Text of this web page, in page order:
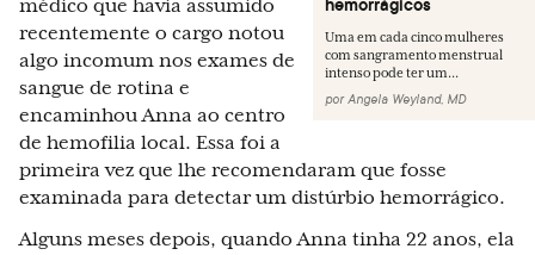
hemorrágicos
Uma em cada cinco mulheres
com sangramento menstrual
intenso pode ter um...
porAngela Weyland, MD
médico que havia assumido
recentemente o cargo notou
algo incomum nos exames de
sangue de rotina e
encaminhou Anna ao centro
de hemofilia local. Essa foi a
primeira vez que lhe recomendaram que fosse
examinada para detectar um distúrbio hemorrágico.
Alguns meses depois, quando Anna tinha 22 anos, ela